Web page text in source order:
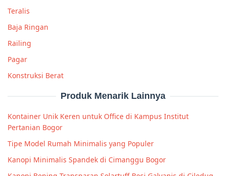
Teralis
Baja Ringan
Railing
Pagar
Konstruksi Berat
Produk Menarik Lainnya
Kontainer Unik Keren untuk Office di Kampus Institut
Pertanian Bogor
Tipe Model Rumah Minimalis yang Populer
Kanopi Minimalis Spandek di Cimanggu Bogor